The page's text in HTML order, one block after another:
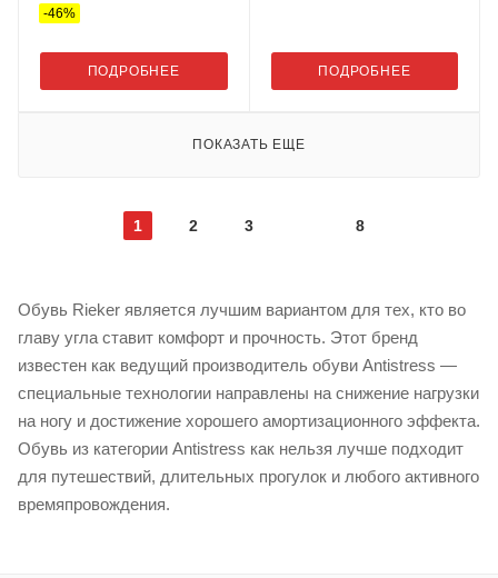
-46%
ПОДРОБНЕЕ ПОДРОБНЕЕ
ПОКАЗАТЬ ЕЩЕ
1 2 3 8
Обувь Rieker является лучшим вариантом для тех, кто во
главу угла ставит комфорт и прочность. Этот бренд
известен как ведущий производитель обуви Antistress —
специальные технологии направлены на снижение нагрузки
на ногу и достижение хорошего амортизационного эффекта.
Обувь из категории Antistress как нельзя лучше подходит
для путешествий, длительных прогулок и любого активного
времяпровождения.